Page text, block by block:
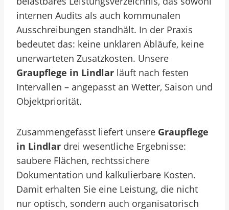
internen Audits als auch kommunalen
Ausschreibungen standhält. In der Praxis
bedeutet das: keine unklaren Abläufe, keine
unerwarteten Zusatzkosten. Unsere
Graupflege in Lindlar läuft nach festen
Intervallen – angepasst an Wetter, Saison und
Objektpriorität.
Zusammengefasst liefert unsere Graupflege
in Lindlar drei wesentliche Ergebnisse:
saubere Flächen, rechtssichere
Dokumentation und kalkulierbare Kosten.
Damit erhalten Sie eine Leistung, die nicht
nur optisch, sondern auch organisatorisch